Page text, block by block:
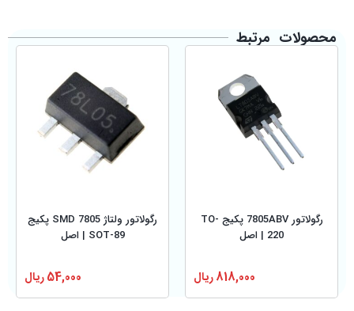
محصولات مرتبط
رگولاتور 7805ABV پکیج TO-
220 | اصل
818,000ریال
رگولاتور ولتاژ 7805 SMD پکیج
SOT-89 | اصل
54,000ریال